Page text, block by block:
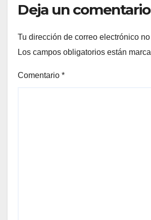
Deja un comentario
Tu dirección de correo electrónico
Los campos obligatorios están
Comentario *